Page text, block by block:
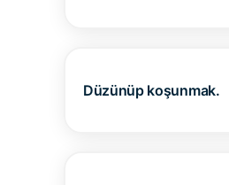
Düzünüp koşunmak.